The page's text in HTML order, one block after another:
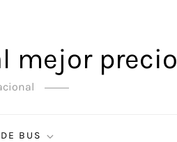
mejor precio
BUS